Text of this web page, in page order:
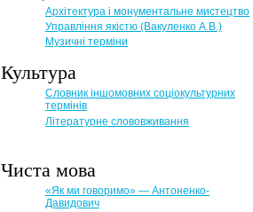
Архітектура і монументальне мистецтво
Управління якістю (Вакуленко А.В.)
Музичні терміни
Культура
Словник іншомовних соціокультурних
термінів
Літературне слововживання
Чиста мова
«Як ми говоримо» — Антоненко-
Давидович